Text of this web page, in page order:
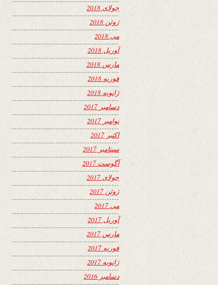
جولای 2018
ژوئن 2018
می 2018
آوریل 2018
مارس 2018
فوریه 2018
ژانویه 2018
دسامبر 2017
نوامبر 2017
اکتبر 2017
سپتامبر 2017
آگوست 2017
جولای 2017
ژوئن 2017
می 2017
آوریل 2017
مارس 2017
فوریه 2017
ژانویه 2017
دسامبر 2016